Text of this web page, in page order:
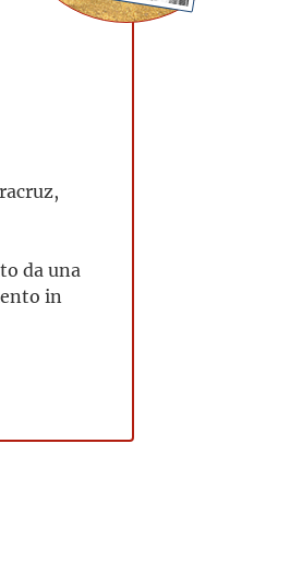
da una
in